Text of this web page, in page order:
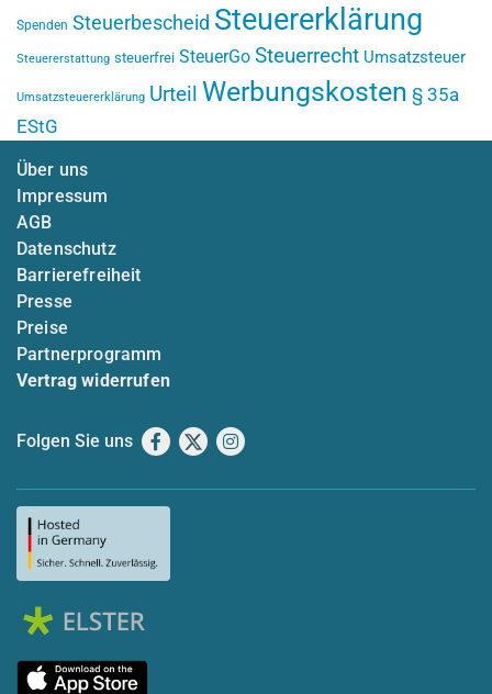
Spenden Steuerbescheid Steuererklärung
Steuererstattung steuerfrei SteuerGo Steuerrecht Umsatzsteuer
Umsatzsteuererklärung Urteil Werbungskosten § 35a
EStG
Über uns
Impressum
AGB
Datenschutz
Barrierefreiheit
Presse
Preise
Partnerprogramm
Vertrag widerrufen
Folgen Sie uns Facebook
X Instagram